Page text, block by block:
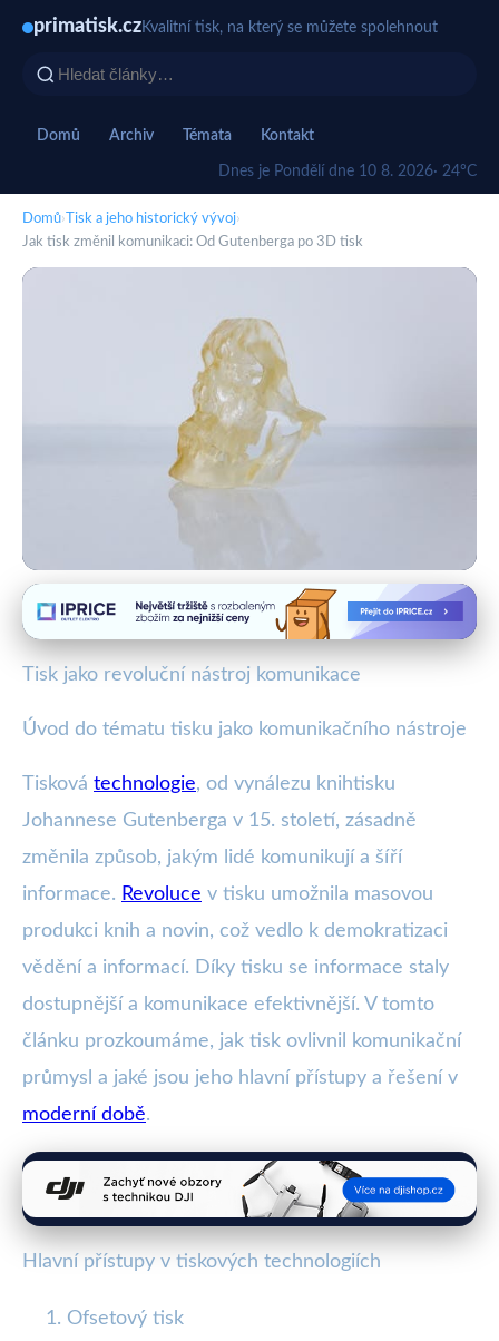
primatisk.czKvalitní tisk, na který se můžete spolehnout
Domů Archiv Témata Kontakt
Dnes je Pondělí dne 10 8. 2026· 24°C
Domů› Tisk a jeho historický vývoj›
Jak tisk změnil komunikaci: Od Gutenberga po 3D tisk
Tisk a jeho historický vývoj
Jak tisk změnil komunikaci: Od
Tisk jako revoluční nástroj komunikace
Úvod do tématu tisku jako komunikačního nástroje
Tisková technologie, od vynálezu knihtisku
Johannese Gutenberga v 15. století, zásadně
změnila způsob, jakým lidé komunikují a šíří
informace. Revoluce v tisku umožnila masovou
produkci knih a novin, což vedlo k demokratizaci
vědění a informací. Díky tisku se informace staly
dostupnější a komunikace efektivnější. V tomto
článku prozkoumáme, jak tisk ovlivnil komunikační
průmysl a jaké jsou jeho hlavní přístupy a řešení v
moderní době.
Hlavní přístupy v tiskových technologiích
Ofsetový tisk